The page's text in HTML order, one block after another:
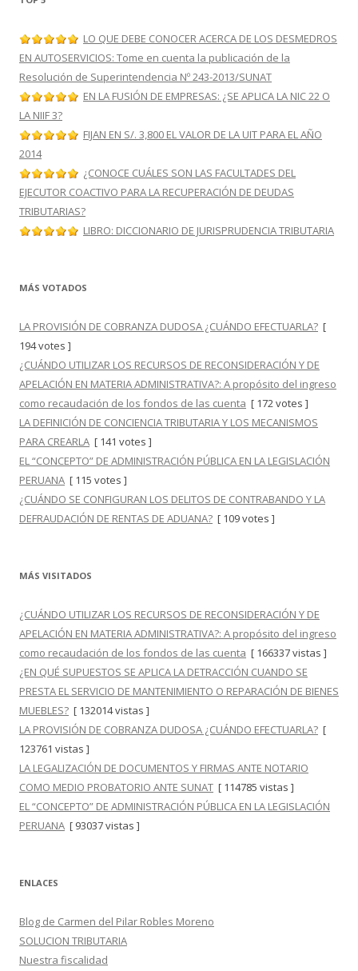
LO QUE DEBE CONOCER ACERCA DE LOS DESMEDROS
EN AUTOSERVICIOS: Tome en cuenta la publicación de la
Resolución de Superintendencia Nº 243-2013/SUNAT
EN LA FUSIÓN DE EMPRESAS: ¿SE APLICA LA NIC 22 O
LA NIIF 3?
FIJAN EN S/. 3,800 EL VALOR DE LA UIT PARA EL AÑO
2014
¿CONOCE CUÁLES SON LAS FACULTADES DEL
EJECUTOR COACTIVO PARA LA RECUPERACIÓN DE DEUDAS
TRIBUTARIAS?
LIBRO: DICCIONARIO DE JURISPRUDENCIA TRIBUTARIA
MÁS VOTADOS
LA PROVISIÓN DE COBRANZA DUDOSA ¿CUÁNDO EFECTUARLA? [
194 votes ]
¿CUÁNDO UTILIZAR LOS RECURSOS DE RECONSIDERACIÓN Y DE
APELACIÓN EN MATERIA ADMINISTRATIVA?: A propósito del ingreso
como recaudación de los fondos de las cuenta [ 172 votes ]
LA DEFINICIÓN DE CONCIENCIA TRIBUTARIA Y LOS MECANISMOS
PARA CREARLA [ 141 votes ]
EL “CONCEPTO” DE ADMINISTRACIÓN PÚBLICA EN LA LEGISLACIÓN
PERUANA [ 115 votes ]
¿CUÁNDO SE CONFIGURAN LOS DELITOS DE CONTRABANDO Y LA
DEFRAUDACIÓN DE RENTAS DE ADUANA? [ 109 votes ]
MÁS VISITADOS
¿CUÁNDO UTILIZAR LOS RECURSOS DE RECONSIDERACIÓN Y DE
APELACIÓN EN MATERIA ADMINISTRATIVA?: A propósito del ingreso
como recaudación de los fondos de las cuenta [ 166337 vistas ]
¿EN QUÉ SUPUESTOS SE APLICA LA DETRACCIÓN CUANDO SE
PRESTA EL SERVICIO DE MANTENIMIENTO O REPARACIÓN DE BIENES
MUEBLES? [ 132014 vistas ]
LA PROVISIÓN DE COBRANZA DUDOSA ¿CUÁNDO EFECTUARLA? [
123761 vistas ]
LA LEGALIZACIÓN DE DOCUMENTOS Y FIRMAS ANTE NOTARIO
COMO MEDIO PROBATORIO ANTE SUNAT [ 114785 vistas ]
EL “CONCEPTO” DE ADMINISTRACIÓN PÚBLICA EN LA LEGISLACIÓN
PERUANA [ 93037 vistas ]
ENLACES
Blog de Carmen del Pilar Robles Moreno
SOLUCION TRIBUTARIA
Nuestra fiscalidad